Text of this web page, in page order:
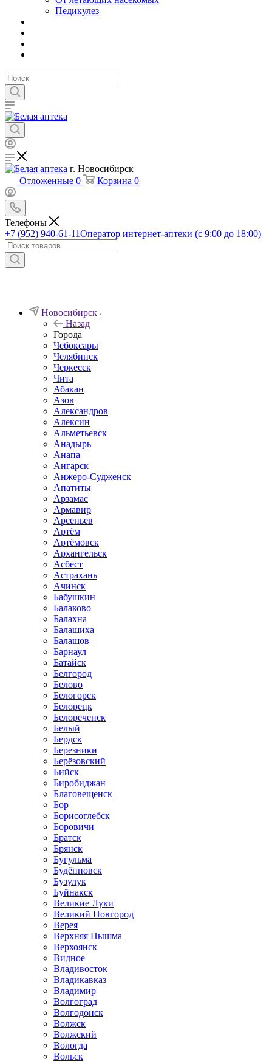
Педикулез
г. Новосибирск
Отложенные 0 Корзина 0
Телефоны
+7 (952) 940-61-11Оператор интернет-аптеки (с 9:00 до 18:00)
Новосибирск
Назад
Города
Чебоксары
Челябинск
Черкесск
Чита
Абакан
Азов
Александров
Алексин
Альметьевск
Анадырь
Анапа
Ангарск
Анжеро-Судженск
Апатиты
Арзамас
Армавир
Арсеньев
Артём
Артёмовск
Архангельск
Асбест
Астрахань
Ачинск
Бабушкин
Балаково
Балахна
Балашиха
Балашов
Барнаул
Батайск
Белгород
Белово
Белогорск
Белорецк
Белореченск
Белый
Бердск
Березники
Берёзовский
Бийск
Биробиджан
Благовещенск
Бор
Борисоглебск
Боровичи
Братск
Брянск
Бугульма
Будённовск
Бузулук
Буйнакск
Великие Луки
Великий Новгород
Верея
Верхняя Пышма
Верхоянск
Видное
Владивосток
Владикавказ
Владимир
Волгоград
Волгодонск
Волжск
Волжский
Вологда
Вольск